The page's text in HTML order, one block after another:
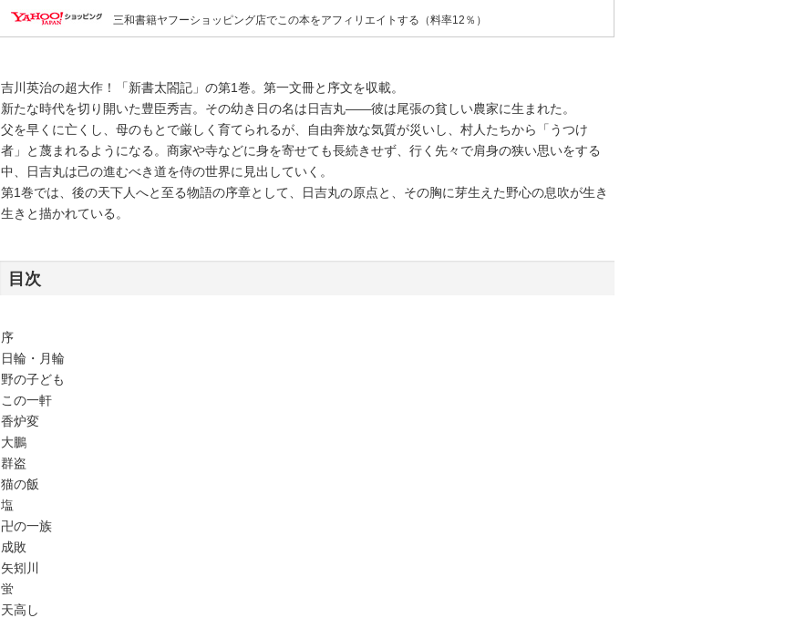
三和書籍ヤフーショッピング店でこの本をアフィリエイトする（料率12％）
吉川英治の超大作！「新書太閤記」の第1巻。第一文冊と序文を収載。
新たな時代を切り開いた豊臣秀吉。その幼き日の名は日吉丸――彼は尾張の貧しい農家に生まれた。
父を早くに亡くし、母のもとで厳しく育てられるが、自由奔放な気質が災いし、村人たちから「うつけ
者」と蔑まれるようになる。商家や寺などに身を寄せても長続きせず、行く先々で肩身の狭い思いをする
中、日吉丸は己の進むべき道を侍の世界に見出していく。
第1巻では、後の天下人へと至る物語の序章として、日吉丸の原点と、その胸に芽生えた野心の息吹が生き
生きと描かれている。
目次
序
日輪・月輪
野の子ども
この一軒
香炉変
大鵬
群盗
猫の飯
塩
卍の一族
成敗
矢矧川
蛍
天高し